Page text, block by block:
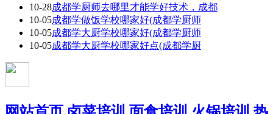
10-28成都学厨师去哪里才能学好技术，成都
10-05成都学做饭学校哪家好(成都学厨师
10-05成都学大厨学校哪家好(成都学厨师
10-05成都学大厨学校哪家好点(成都学厨